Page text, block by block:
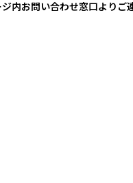
内お問い合わせ窓口より